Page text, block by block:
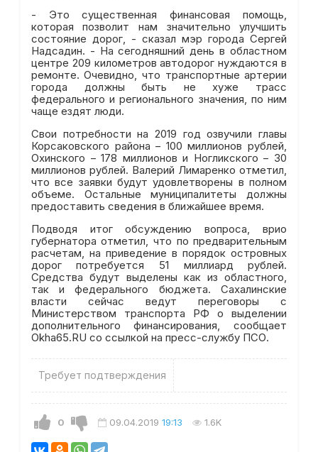
- Это существенная финансовая помощь,
которая позволит нам значительно улучшить
состояние дорог, - сказал мэр города Сергей
Надсадин. - На сегодняшний день в областном
центре 209 километров автодорог нуждаются в
ремонте. Очевидно, что транспортные артерии
города должны быть не хуже трасс
федерального и регионального значения, по ним
чаще ездят люди.
Свои потребности на 2019 год озвучили главы
Корсаковского района – 100 миллионов рублей,
Охинского – 178 миллионов и Ногликского – 30
миллионов рублей. Валерий Лимаренко отметил,
что все заявки будут удовлетворены в полном
объеме. Остальные муниципалитеты должны
предоставить сведения в ближайшее время.
Подводя итог обсуждению вопроса, врио
губернатора отметил, что по предварительным
расчетам, на приведение в порядок островных
дорог потребуется 51 миллиард рублей.
Средства будут выделены как из областного,
так и федерального бюджета. Сахалинские
власти сейчас ведут переговоры с
Министерством транспорта РФ о выделении
дополнительного финансирования, сообщает
Okha65.RU со ссылкой на пресс-службу ПСО.
Требует подтверждения
0 09.04.2019 19:13 1.6K